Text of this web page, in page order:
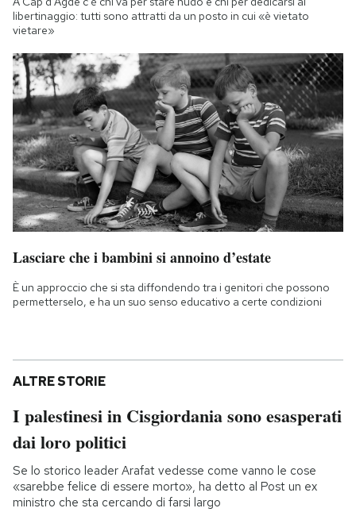
libertinaggio: tutti sono attratti da un posto in cui «è vietato
vietare»
Lasciare che i bambini si annoino d’estate
È un approccio che si sta diffondendo tra i genitori che possono
permetterselo, e ha un suo senso educativo a certe condizioni
ALTRE STORIE
I palestinesi in Cisgiordania sono esasperati
dai loro politici
Se lo storico leader Arafat vedesse come vanno le cose
«sarebbe felice di essere morto», ha detto al Post un ex
ministro che sta cercando di farsi largo